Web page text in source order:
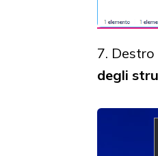
7.
degli